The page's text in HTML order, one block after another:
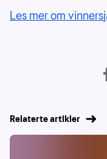
Les mer om
Relaterte artikler